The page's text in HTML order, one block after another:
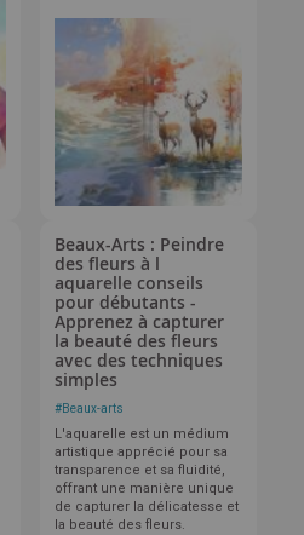
Beaux-Arts : Peindre
des fleurs à l
aquarelle conseils
pour débutants -
Apprenez à capturer
la beauté des fleurs
avec des techniques
simples
#Beaux-arts
L'aquarelle est un médium
artistique apprécié pour sa
transparence et sa fluidité,
offrant une manière unique
de capturer la délicatesse et
la beauté des fleurs.